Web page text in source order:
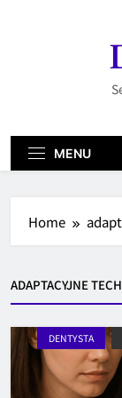
MENU
Home
ADAPTACYJNE
DENTYSTA